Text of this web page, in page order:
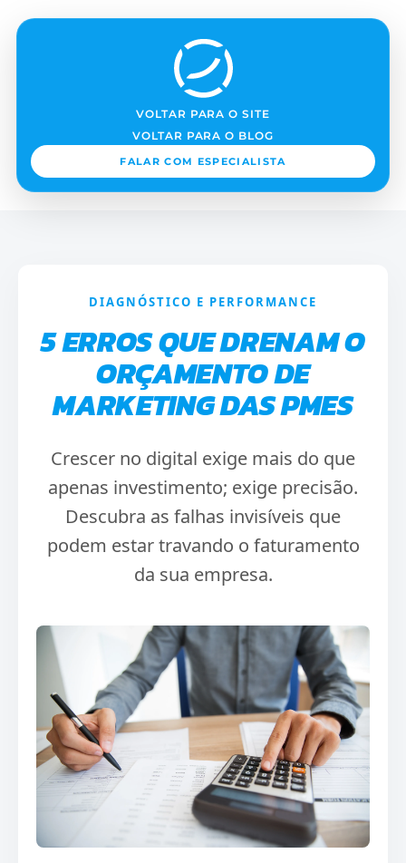
VOLTAR PARA O SITE
VOLTAR PARA O BLOG
FALAR COM ESPECIALISTA
DIAGNÓSTICO E PERFORMANCE
5 ERROS QUE DRENAM O
ORÇAMENTO DE
MARKETING DAS PMES
Crescer no digital exige mais do que
apenas investimento; exige precisão.
Descubra as falhas invisíveis que
podem estar travando o faturamento
da sua empresa.